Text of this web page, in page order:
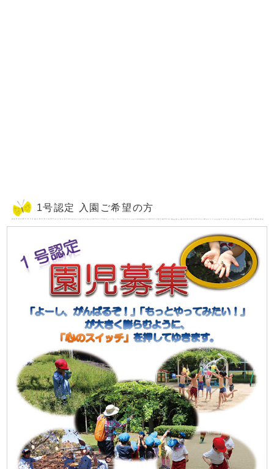
1号認定 入園ご希望の方